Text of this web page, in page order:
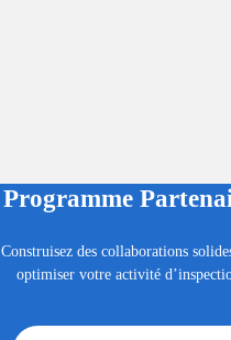
Programme
Construisez des collaborations
optimiser votre activité